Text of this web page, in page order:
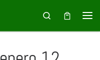
Search